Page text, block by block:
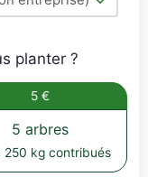
planter ?
5 €
5 arbres
250 kg contribués